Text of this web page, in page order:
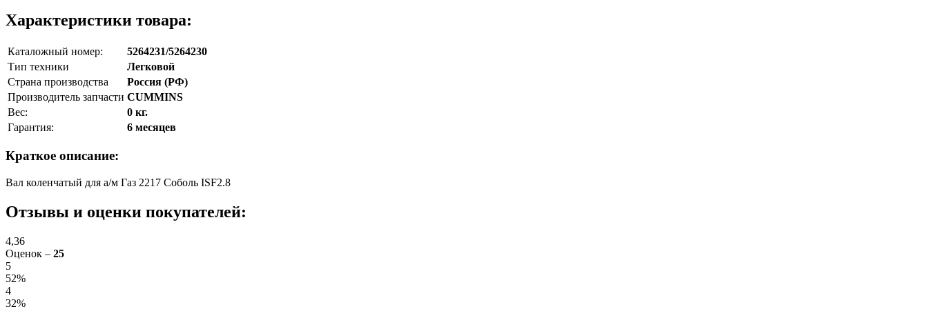
Характеристики товара:
Каталожный номер:
5264231/5264230
Тип техники
Легковой
Страна производства
Россия (РФ)
Производитель запчасти CUMMINS
Вес:
0 кг.
Гарантия:
6 месяцев
Краткое описание:
Вал коленчатый для а/м Газ 2217 Соболь ISF2.8
Отзывы и оценки покупателей:
4,36
Оценок – 25
5
52%
4
32%